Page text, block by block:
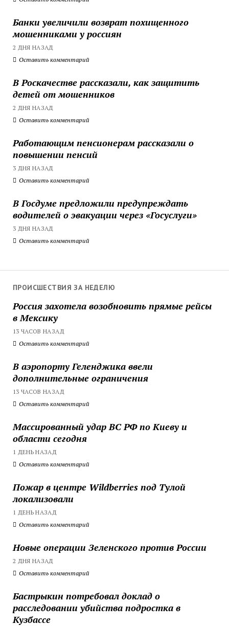
Банки увеличили возврат похищенного
мошенниками у россиян
2 ДНЯ НАЗАД
Оставить комментарий
В Роскачестве рассказали, как защитить
детей от мошенников
2 ДНЯ НАЗАД
Оставить комментарий
Работающим пенсионерам рассказали о
повышении пенсий
3 ДНЯ НАЗАД
Оставить комментарий
В Госдуме предложили предупреждать
водителей о эвакуации через «Госуслуги»
3 ДНЯ НАЗАД
Оставить комментарий
ПРОИСШЕСТВИЯ ЗА НЕДЕЛЮ
Россия захотела возобновить прямые рейсы
в Мексику
13 ЧАСОВ НАЗАД
Оставить комментарий
В аэропорту Геленджика ввели
дополнительные ограничения
13 ЧАСОВ НАЗАД
Оставить комментарий
Массированный удар ВС РФ по Киеву и
области сегодня
1 ДЕНЬ НАЗАД
Оставить комментарий
Пожар в центре Wildberries под Тулой
локализовали
1 ДЕНЬ НАЗАД
Оставить комментарий
Новые операции Зеленского против России
2 ДНЯ НАЗАД
Оставить комментарий
Бастрыкин потребовал доклад о
расследовании убийства подростка в
Кузбассе